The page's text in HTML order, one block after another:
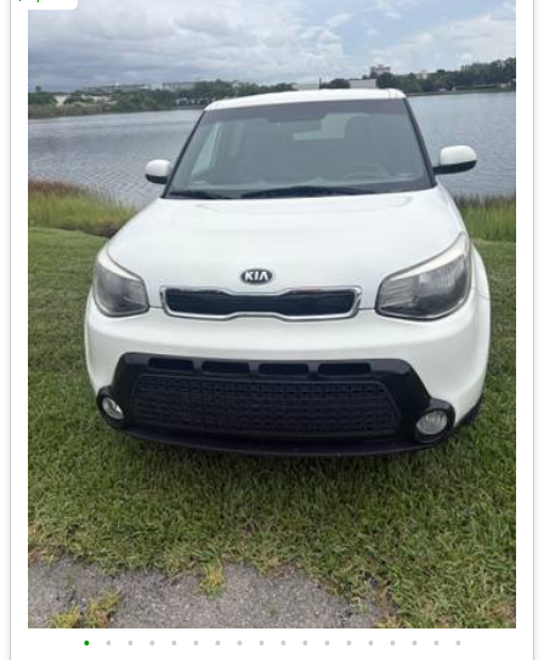
• • • • • • • • • • • • • • • • • •